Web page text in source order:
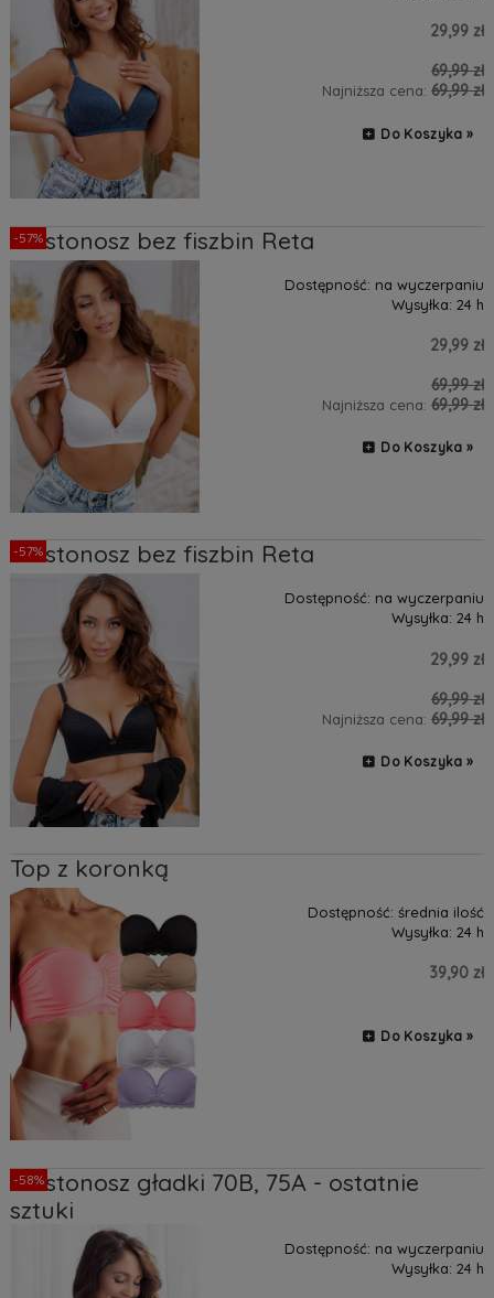
29,99 zł
69,99 zł
Najniższa cena:69,99 zł
Do Koszyka »
Biustonosz bez fiszbin Reta
Dostępność: na wyczerpaniu
Wysyłka: 24 h
29,99 zł
69,99 zł
Najniższa cena:69,99 zł
Do Koszyka »
-57%
Biustonosz bez fiszbin Reta
Dostępność: na wyczerpaniu
Wysyłka: 24 h
29,99 zł
69,99 zł
Najniższa cena:69,99 zł
Do Koszyka »
-57%
Top z koronką
Dostępność: średnia ilość
Wysyłka: 24 h
39,90 zł
Do Koszyka »
Biustonosz gładki 70B, 75A - ostatnie
sztuki
Dostępność: na wyczerpaniu
Wysyłka: 24 h
-58%